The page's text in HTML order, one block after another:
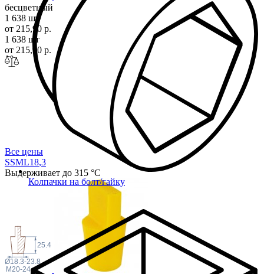
Колпачки на болт/гайку
бесцветный
1 638 шт
от 215,90 р.
1 638 шт
от 215,90 р.
Все цены
SSML18,3
Выдерживает до 315 °С
25.4
Ø18.3-23.8
M20-24